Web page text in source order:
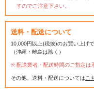
すのでご注意下さい。
送料・配送について
10,000円以上(税抜)のお買い上げ
（沖縄・離島は除く）
配送業者・配送時間のご指定は
その他、送料・配送については こ